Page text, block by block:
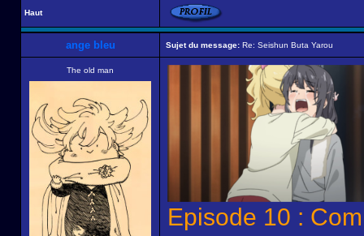
Haut
ange bleu Sujet du message: Re: Seishun Buta Yarou
The old man
Episode 10 :